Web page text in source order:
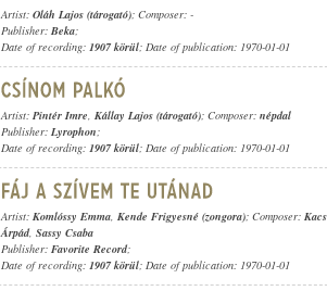
Artist: Oláh Lajos (tárogató); Composer: -
Publisher: Beka;
Date of recording: 1907 körül; Date of publication: 1970-01-01
Artist: Pintér Imre, Kállay Lajos (tárogató); Composer: népdal
Publisher: Lyrophon;
Date of recording: 1907 körül; Date of publication: 1970-01-01
Artist: Komlóssy Emma, Kende Frigyesné (zongora); Composer:
Árpád, Sassy Csaba
Publisher: Favorite Record;
Date of recording: 1907 körül; Date of publication: 1970-01-01